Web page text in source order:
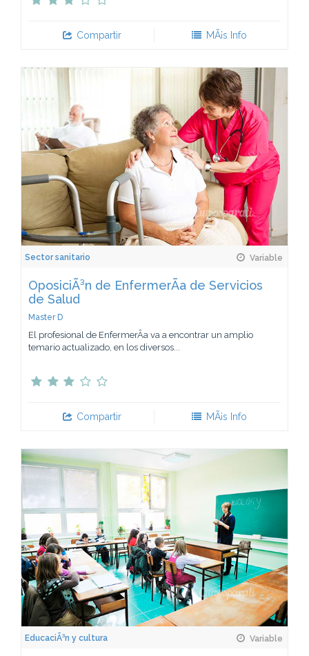
Compartir MÃ¡s Info
Sector sanitario Variable
OposiciÃ³n de EnfermerÃ­a de Servicios
de Salud
Master D
El profesional de EnfermerÃ­a va a encontrar un amplio
temario actualizado, en los diversos...
Compartir MÃ¡s Info
EducaciÃ³n y cultura Variable